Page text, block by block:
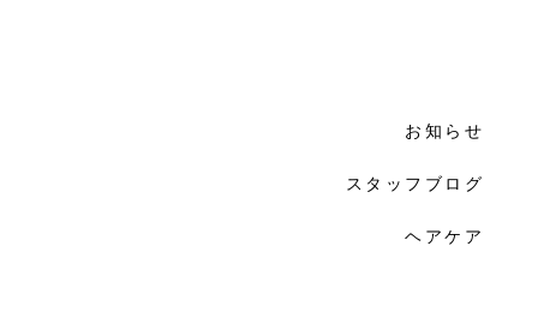
お知らせ
スタッフブログ
ヘアケア